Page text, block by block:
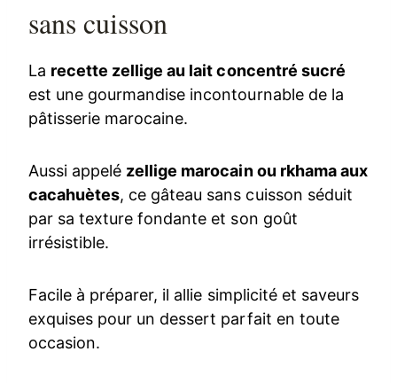
sans cuisson
La recette zellige au lait concentré sucré
est une gourmandise incontournable de la
pâtisserie marocaine.
Aussi appelé zellige marocain ou rkhama aux
cacahuètes, ce gâteau sans cuisson séduit
par sa texture fondante et son goût
irrésistible.
Facile à préparer, il allie simplicité et saveurs
exquises pour un dessert parfait en toute
occasion.